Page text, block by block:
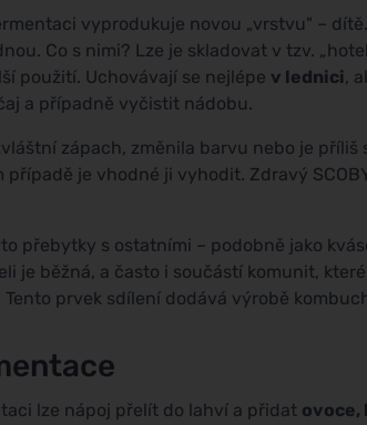
vyprodukuje novou „vrstvu" –
Co s nimi? Lze je skladovat v tzv.
použití. Uchovávají se nejlépe v lednici,
a případně vyčistit nádobu.
zápach, změnila barvu nebo je příliš
případě je vhodné ji vyhodit. Zdravý
přebytky s ostatními – podobně jako
je běžná, a často i součástí komunit,
prvek sdílení dodává výrobě
lze nápoj přelít do lahví a přidat ovoce,